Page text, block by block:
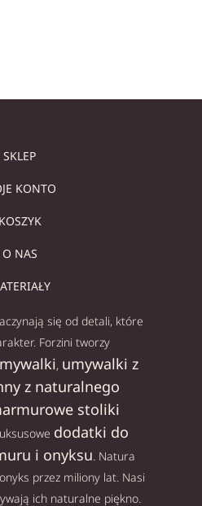
SKLEP
KONTO
KOSZYK
O NAS
się od detali, które
Forzini tworzy
, umywalki z
z naturalnego
stoliki
dodatki do
i onyksu. Natura
przez miliony lat. Nasi
ich naturalne piękno.